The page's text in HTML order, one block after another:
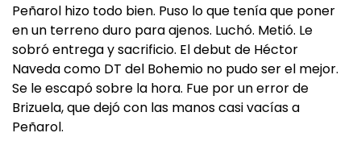
Peñarol hizo todo bien. Puso lo que tenía que poner
en un terreno duro para ajenos. Luchó. Metió. Le
sobró entrega y sacrificio. El debut de Héctor
Naveda como DT del Bohemio no pudo ser el mejor.
Se le escapó sobre la hora. Fue por un error de
Brizuela, que dejó con las manos casi vacías a
Peñarol.